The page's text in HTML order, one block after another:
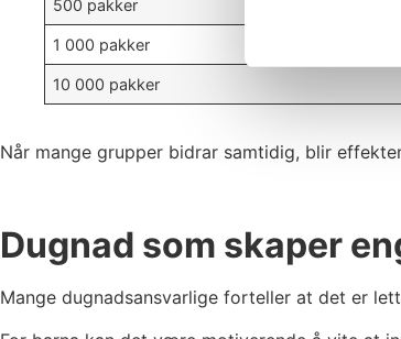
500 pakker
1 000 pakker
10 000 pakker
Når mange grupper bidrar samtidig, blir
Dugnad som skaper
Mange dugnadsansvarlige forteller at det er